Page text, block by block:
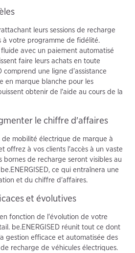
leurs sessions de recharge
à votre programme de fidélité.
avec un paiement automatisé
faire leurs achats en toute
comprend une ligne d'assistance
en marque blanche pour les
obtenir de l'aide au cours de la
le chiffre d'affaires
mobilité électrique de marque à
offrez à vos clients l'accès à un vaste
bornes de recharge seront visibles au
ce qui entraînera une
et du chiffre d'affaires.
et évolutives
fonction de l'évolution de votre
be.ENERGISED réunit tout ce dont
gestion efficace et automatisée des
recharge de véhicules électriques.